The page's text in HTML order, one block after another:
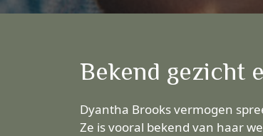
Bekend gezicht
Dyantha Brooks vermogen
Ze is vooral bekend van haar